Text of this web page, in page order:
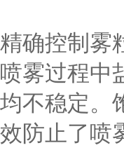
精确控制雾
喷雾过程中
均不稳定。
效防止了喷